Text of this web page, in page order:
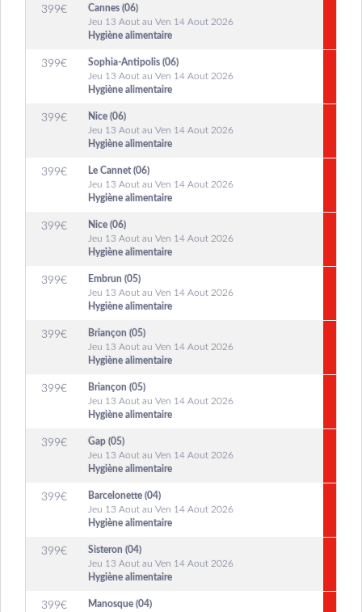
399€
Cannes (06)
Jeu 13 Aout au Ven 14 Aout 2026
Hygiène alimentaire
399€
Sophia-Antipolis (06)
Jeu 13 Aout au Ven 14 Aout 2026
Hygiène alimentaire
399€
Nice (06)
Jeu 13 Aout au Ven 14 Aout 2026
Hygiène alimentaire
399€
Le Cannet (06)
Jeu 13 Aout au Ven 14 Aout 2026
Hygiène alimentaire
399€
Nice (06)
Jeu 13 Aout au Ven 14 Aout 2026
Hygiène alimentaire
399€
Embrun (05)
Jeu 13 Aout au Ven 14 Aout 2026
Hygiène alimentaire
399€
Briançon (05)
Jeu 13 Aout au Ven 14 Aout 2026
Hygiène alimentaire
399€
Briançon (05)
Jeu 13 Aout au Ven 14 Aout 2026
Hygiène alimentaire
399€
Gap (05)
Jeu 13 Aout au Ven 14 Aout 2026
Hygiène alimentaire
399€
Barcelonette (04)
Jeu 13 Aout au Ven 14 Aout 2026
Hygiène alimentaire
399€
Sisteron (04)
Jeu 13 Aout au Ven 14 Aout 2026
Hygiène alimentaire
399€
Manosque (04)